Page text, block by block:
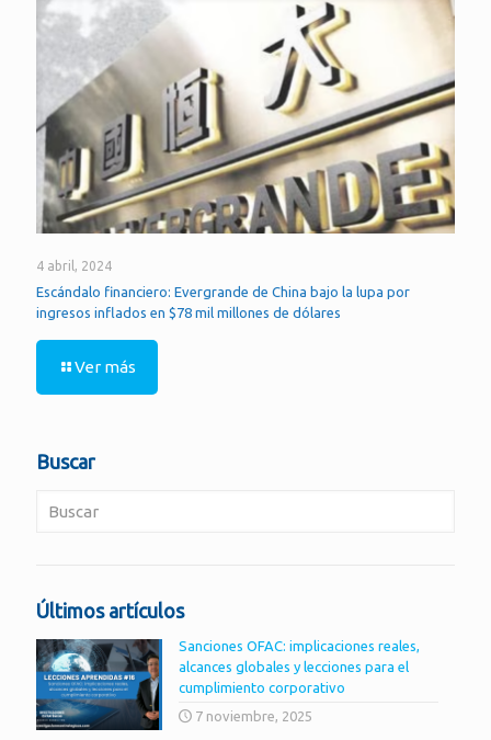
4 abril, 2024
Escándalo financiero: Evergrande de China bajo la lupa por
ingresos inflados en $78 mil millones de dólares
Ver más
Buscar
Últimos artículos
Sanciones OFAC: implicaciones reales,
alcances globales y lecciones para el
cumplimiento corporativo
7 noviembre, 2025